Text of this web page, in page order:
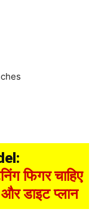
फिगर चाहिए
डाइट प्लान